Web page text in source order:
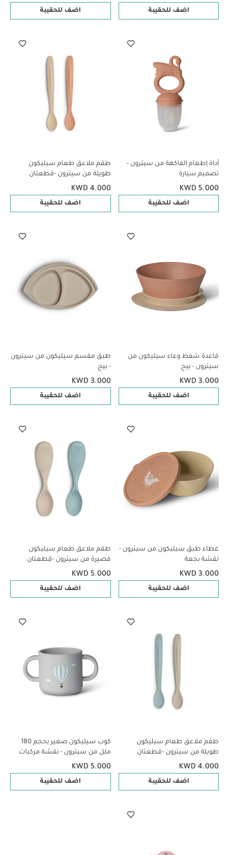
اضف للحقيبة اضف للحقيبة
أداة إطعام الفاكهة من سيترون -
تصميم سيارة
KWD 5.000
اضف للحقيبة
طقم ملاعق طعام سيليكون
طويلة من سيترون -قطعتان
بتصميم راقصة باليه
KWD 4.000
اضف للحقيبة
قاعدة شفط وعاء سيليكون من
سيترون - بيج
KWD 3.000
اضف للحقيبة
طبق مقسم سيليكون من سيترون
- بيج
KWD 3.000
اضف للحقيبة
غطاء طبق سيليكون من سيترون -
نقشة بجعة
KWD 3.000
اضف للحقيبة
طقم ملاعق طعام سيليكون
قصيرة من سيترون -قطعتان
بتصميم مركبات
KWD 5.000
اضف للحقيبة
طقم ملاعق طعام سيليكون
طويلة من سيترون -قطعتان
بتصميم مركبات
KWD 4.000
اضف للحقيبة
كوب سيليكون صغير بحجم 180
ملل من سيترون - نقشة مركبات
KWD 5.000
اضف للحقيبة